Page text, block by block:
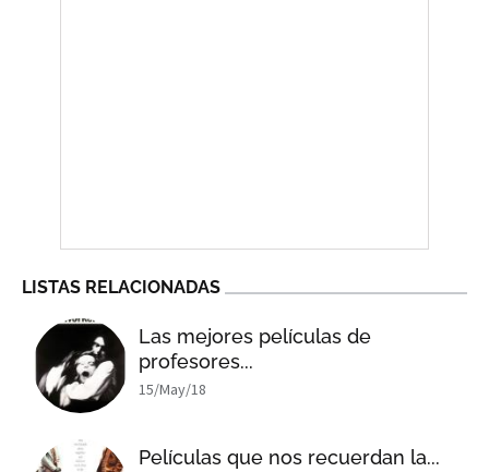
LISTAS RELACIONADAS
Las mejores películas de
profesores...
15/May/18
Películas que nos recuerdan la...